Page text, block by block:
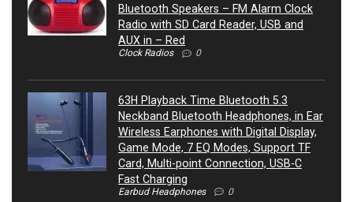
Bluetooth Speakers – FM Alarm Clock
Radio with SD Card Reader, USB and
AUX in – Red
Clock Radios 0
63H Playback Time Bluetooth 5.3
Neckband Bluetooth Headphones, in Ear
Wireless Earphones with Digital Display,
Game Mode, 7 EQ Modes, Support TF
Card, Multi-point Connection, USB-C
Fast Charging
Earbud Headphones 0